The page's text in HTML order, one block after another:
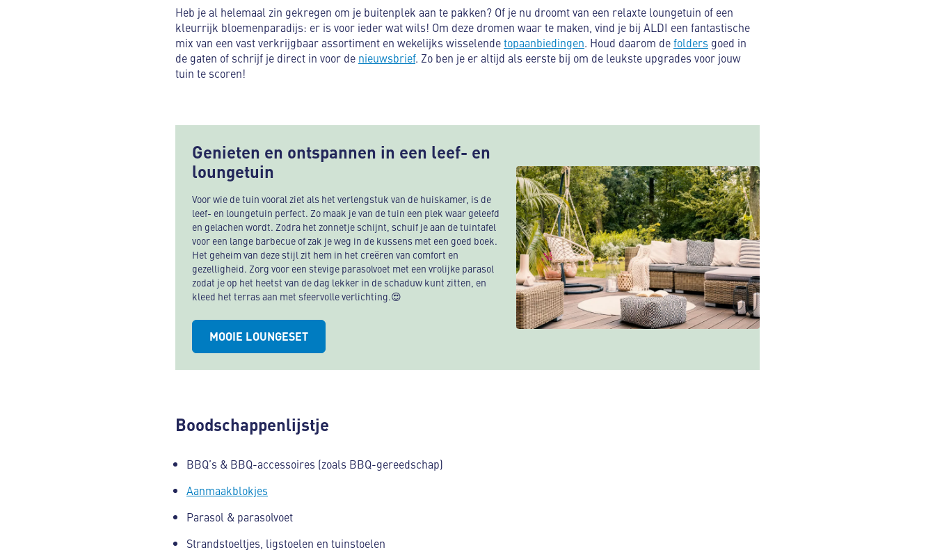
Heb je al helemaal zin gekregen om je buitenplek aan te pakken? Of je nu droomt van een relaxte loungetuin of een
kleurrijk bloemenparadijs: er is voor ieder wat wils! Om deze dromen waar te maken, vind je bij ALDI een fantastische
mix van een vast verkrijgbaar assortiment en wekelijks wisselendetopaanbiedingen. Houd daarom defolders goed in
de gaten of schrijf je direct in voor de nieuwsbrief. Zo ben je er altijd als eerste bij om de leukste upgrades voor jouw
tuin te scoren!
Genieten en ontspannen in een leef- en
loungetuin
Voor wie de tuin vooral ziet als het verlengstuk van de huiskamer, is de
leef- en loungetuin perfect. Zo maak je van de tuin een plek waar geleefd
en gelachen wordt. Zodra het zonnetje schijnt, schuif je aan de tuintafel
voor een lange barbecue of zak je weg in de kussens met een goed boek.
Het geheim van deze stijl zit hem in het creëren van comfort en
gezelligheid. Zorg voor een stevige parasolvoet met een vrolijke parasol
zodat je op het heetst van de dag lekker in de schaduw kunt zitten, en
kleed het terras aan met sfeervolle verlichting.😍
MOOIE LOUNGESET
Boodschappenlijstje
BBQ’s & BBQ-accessoires (zoals BBQ-gereedschap)
Aanmaakblokjes
Parasol & parasolvoet
Strandstoeltjes, ligstoelen en tuinstoelen